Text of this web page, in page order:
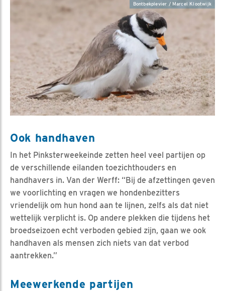
Bontbekplevier / Marcel Klootwijk
Ook handhaven
In het Pinksterweekeinde zetten heel veel partijen op
de verschillende eilanden toezichthouders en
handhavers in. Van der Werff: “Bij de afzettingen geven
we voorlichting en vragen we hondenbezitters
vriendelijk om hun hond aan te lijnen, zelfs als dat niet
wettelijk verplicht is. Op andere plekken die tijdens het
broedseizoen echt verboden gebied zijn, gaan we ook
handhaven als mensen zich niets van dat verbod
aantrekken.”
Meewerkende partijen